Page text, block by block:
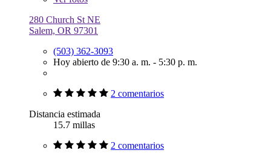
280 Church St NE
Salem, OR 97301
(503) 362-3093
Hoy abierto de 9:30 a. m. - 5:30 p. m.
2 comentarios
Distancia estimada
15.7 millas
2 comentarios